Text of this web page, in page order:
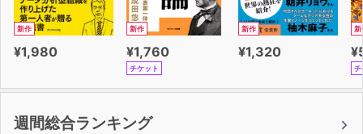
新作
¥1,980
新作
¥1,760
チケット
新作
¥1,320
新
チ
週間総合ランキング